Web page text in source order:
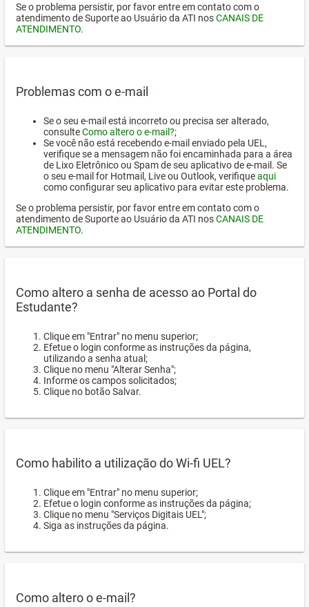
Se o problema persistir, por favor entre em contato com o
atendimento de Suporte ao Usuário da ATI nosCANAIS DE
ATENDIMENTO.
Problemas com o e-mail
Se o seu e-mail está incorreto ou precisa ser alterado,
consulteComo altero o e-mail?;
Se você não está recebendo e-mail enviado pela UEL,
verifique se a mensagem não foi encaminhada para a área
de Lixo Eletrônico ou Spam de seu aplicativo de e-mail. Se
o seu e-mail for Hotmail, Live ou Outlook, verifiqueaqui
como configurar seu aplicativo para evitar este problema.
Se o problema persistir, por favor entre em contato com o
atendimento de Suporte ao Usuário da ATI nosCANAIS DE
ATENDIMENTO.
Como altero a senha de acesso ao Portal do
Estudante?
Clique em "Entrar" no menu superior;
Efetue o login conforme as instruções da página,
utilizando a senha atual;
Clique no menu "Alterar Senha";
Informe os campos solicitados;
Clique no botão Salvar.
Como habilito a utilização do Wi-fi UEL?
Clique em "Entrar" no menu superior;
Efetue o login conforme as instruções da página;
Clique no menu "Serviços Digitais UEL";
Siga as instruções da página.
Como altero o e-mail?